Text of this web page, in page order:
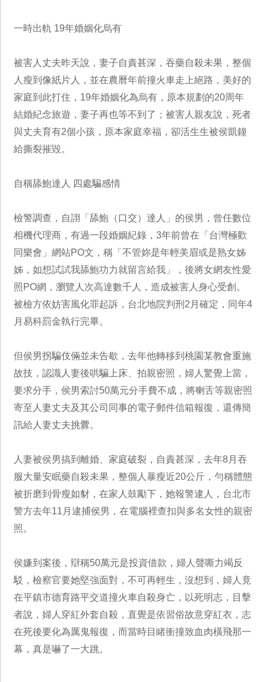
一時出軌 19年婚姻化烏有
被害人丈夫昨天說，妻子自責甚深，吞藥自殺未果，整個
人瘦到像紙片人，並在農曆年前撞火車走上絕路，美好的
家庭到此打住，19年婚姻化為烏有，原本規劃的20周年
結婚紀念旅遊，妻子再也等不到了；被害人親友說，死者
與丈夫育有2個小孩，原本家庭幸福，卻活生生被侯凱鐘
給撕裂摧毀。
自稱舔鮑達人 四處騙感情
檢警調查，自詡「舔鮑（口交）達人」的侯男，曾任數位
相機代理商，有過一段婚姻紀錄，3年前曾在「台灣極歡
同樂會」網站PO文，稱「不管妳是年輕美眉或是熟女姊
姊，如想試試我舔鮑功力就留言給我」，後將女網友性愛
照PO網，瀏覽人次高達數千人，造成被害人身心受創。
被檢方依妨害風化罪起訴，台北地院判刑2月確定，同年4
月易科罰金執行完畢。
但侯男拐騙伎倆並未告歇，去年他轉移到桃園某教會重施
故技，認識人妻後哄騙上床、拍親密照，婦人驚覺上當，
要求分手，侯男索討50萬元分手費不成，將喇舌等親密照
寄至人妻丈夫及其公司同事的電子郵件信箱報復，還傳簡
訊給人妻丈夫挑釁。
人妻被侯男搞到離婚、家庭破裂，自責甚深，去年8月吞
服大量安眠藥自殺未果，整個人暴瘦近20公斤，勻稱體態
被折磨到骨瘦如豺，在家人鼓勵下，她報警逮人，台北市
警方去年11月逮捕侯男，在電腦裡查扣與多名女性的親密
照。
侯嫌到案後，辯稱50萬元是投資借款，婦人聲嘶力竭反
駁，檢察官要她堅強面對，不可再輕生，沒想到，婦人竟
在平鎮市德育路平交道撞火車自殺身亡，以死明志，目擊
者說，婦人穿紅外套自殺，直覺是依習俗故意穿紅衣，志
在死後要化為厲鬼報復，而當時目睹衝撞致血肉橫飛那一
幕，真是嚇了一大跳。